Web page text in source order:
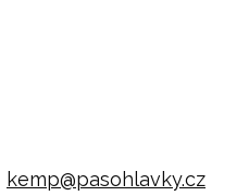
kemp@pasohlavky.cz